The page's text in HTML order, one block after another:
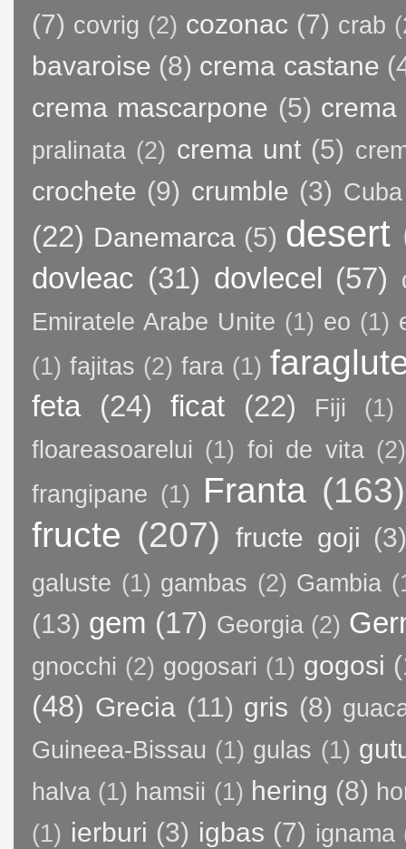
(7) covrig (2) cozonac (7) crab
bavaroise (8) crema castane
crema mascarpone (5) crema
pralinata (2) crema unt (5)
crochete (9) crumble (3) Cuba
(22) Danemarca (5) desert
dovleac (31) dovlecel (57)
Emiratele Arabe Unite (1) eo (1)
(1) fajitas (2) fara (1)
feta (24) ficat (22) Fiji
(1)
floareasoarelui (1) foi de vita (2)
frangipane (1) Franta (163)
fructe (207) fructe goji (3)
galuste (1) gambas (2) Gambia
(13) gem (17) Georgia (2)
gnocchi (2) gogosari (1) gogosi
(48) Grecia (11) gris (8)
Guineea-Bissau (1) gulas (1)
halva (1) hamsii (1) hering (8)
(1) ierburi (3) igbas (7) ignama